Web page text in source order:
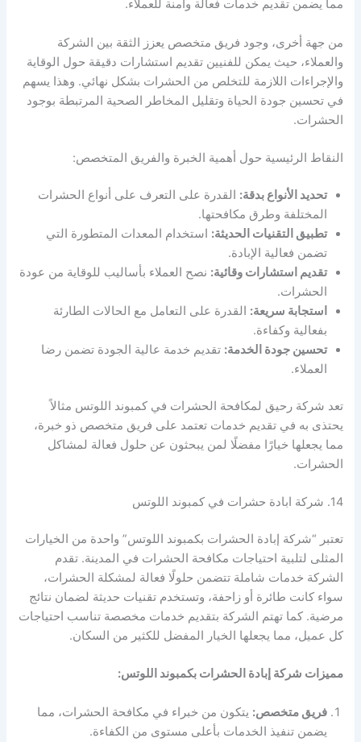
مما يضمن تقديم خدمات فعالة وآمنة للعملاء.
من جهة أخرى، وجود فريق متخصص يعزز الثقة بين الشركة
والعملاء، حيث يمكن للفنيين تقديم استشارات دقيقة حول الوقاية
والإجراءات اللازمة للتخلص من الحشرات بشكل نهائي. وهذا يسهم
في تحسين جودة الحياة وتقليل المخاطر الصحية المرتبطة بوجود
الحشرات.
النقاط الرئيسية حول أهمية الخبرة والفريق المتخصص:
تحديد الأنواع بدقة: القدرة على التعرف على أنواع الحشرات
المختلفة وطرق مكافحتها.
تطبيق التقنيات الحديثة: استخدام المعدات المتطورة التي
تضمن فعالية الإبادة.
تقديم استشارات وقائية: نصح العملاء بأساليب للوقاية من عودة
الحشرات.
استجابة سريعة: القدرة على التعامل مع الحالات الطارئة
بفعالية وكفاءة.
تحسين جودة الخدمة: تقديم خدمة عالية الجودة تضمن رضا
العملاء.
تعد شركة رحيق لمكافحة الحشرات في كمبوند اللوتس مثالاً
يحتذى به في تقديم خدمات تعتمد على فريق متخصص ذو خبرة،
مما يجعلها خيارًا مفضلًا لمن يبحثون عن حلول فعالة لمشاكل
الحشرات.
14. شركة ابادة حشرات في كمبوند اللوتس
تعتبر “شركة إبادة الحشرات بكمبوند اللوتس” واحدة من الخيارات
المثلى لتلبية احتياجات مكافحة الحشرات في المدينة. تقدم
الشركة خدمات شاملة تتضمن حلولًا فعالة لمشكلة الحشرات،
سواء كانت طائرة أو زاحفة، وتستخدم تقنيات حديثة لضمان نتائج
مرضية. كما تهتم الشركة بتقديم خدمات مخصصة تناسب احتياجات
كل عميل، مما يجعلها الخيار المفضل للكثير من السكان.
مميزات شركة إبادة الحشرات بكمبوند اللوتس:
فريق متخصص: يتكون من خبراء في مكافحة الحشرات، مما
يضمن تنفيذ الخدمات بأعلى مستوى من الكفاءة.